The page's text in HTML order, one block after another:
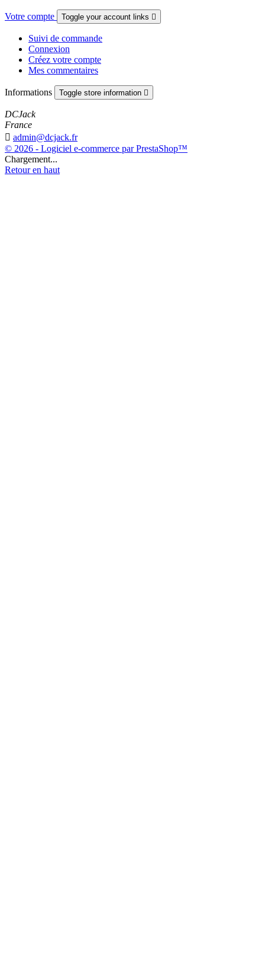
Votre compte Toggle your account links 
Suivi de commande
Connexion
Créez votre compte
Mes commentaires
Informations Toggle store information 
DCJack
France
 admin@dcjack.fr
© 2026 - Logiciel e-commerce par PrestaShop™
Chargement...
Retour en haut